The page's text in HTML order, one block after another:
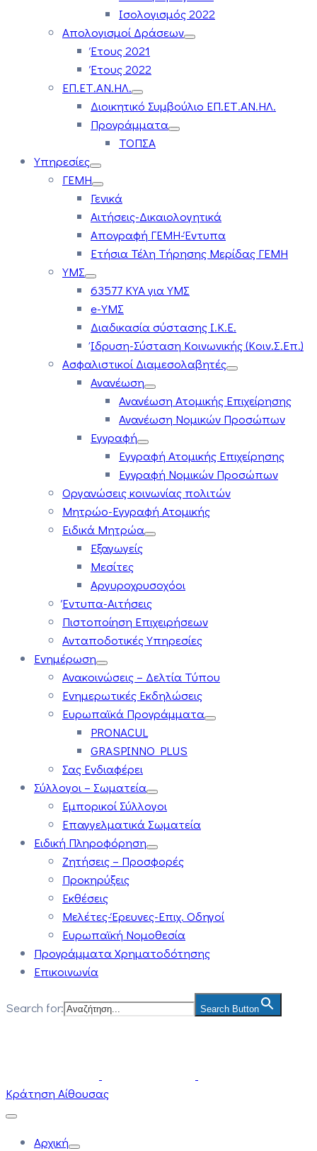
Ισολογισμός 2022
Απολογισμοί Δράσεων
Έτους 2021
Έτους 2022
ΕΠ.ΕΤ.ΑΝ.ΗΛ.
Διοικητικό Συμβούλιο ΕΠ.ΕΤ.ΑΝ.ΗΛ.
Προγράμματα
ΤΟΠΣΑ
Υπηρεσίες
ΓΕΜΗ
Γενικά
Αιτήσεις-Δικαιολογητικά
Απογραφή ΓΕΜΗ-Έντυπα
Ετήσια Τέλη Τήρησης Μερίδας ΓΕΜΗ
ΥΜΣ
63577 ΚΥΑ για ΥΜΣ
e-ΥΜΣ
Διαδικασία σύστασης Ι.Κ.Ε.
Ίδρυση-Σύσταση Κοινωνικής (Κοιν.Σ.Επ.)
Ασφαλιστικοί Διαμεσολαβητές
Ανανέωση
Ανανέωση Ατομικής Επιχείρησης
Ανανέωση Νομικών Προσώπων
Εγγραφή
Εγγραφή Ατομικής Επιχείρησης
Εγγραφή Νομικών Προσώπων
Οργανώσεις κοινωνίας πολιτών
Μητρώο-Εγγραφή Ατομικής
Ειδικά Μητρώα
Εξαγωγείς
Μεσίτες
Αργυροχρυσοχόοι
Έντυπα-Αιτήσεις
Πιστοποίηση Επιχειρήσεων
Ανταποδοτικές Υπηρεσίες
Ενημέρωση
Ανακοινώσεις – Δελτία Τύπου
Ενημερωτικές Εκδηλώσεις
Ευρωπαϊκά Προγράμματα
PRONACUL
GRASPINNO PLUS
Σας Ενδιαφέρει
Σύλλογοι – Σωματεία
Εμπορικοί Σύλλογοι
Επαγγελματικά Σωματεία
Ειδική Πληροφόρηση
Ζητήσεις – Προσφορές
Προκηρύξεις
Εκθέσεις
Μελέτες-Έρευνες-Επιχ. Οδηγοί
Ευρωπαϊκή Νομοθεσία
Προγράμματα Χρηματοδότησης
Επικοινωνία
Search for: Search Button
Κράτηση Αίθουσας
Αρχική